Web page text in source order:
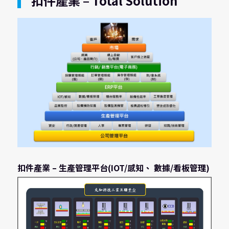
扣件產業 – 生產管理平台(IOT/感知、 數據/看板管理)